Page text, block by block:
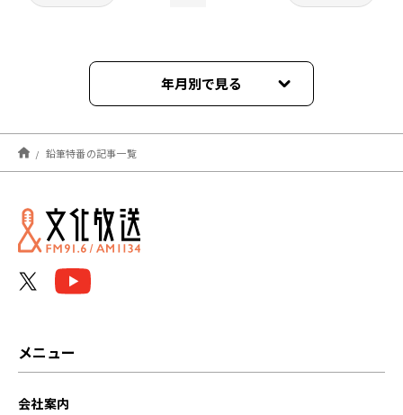
年月別で見る
2022年10月
2022年01月
鉛筆特番の記事一覧
メニュー
会社案内